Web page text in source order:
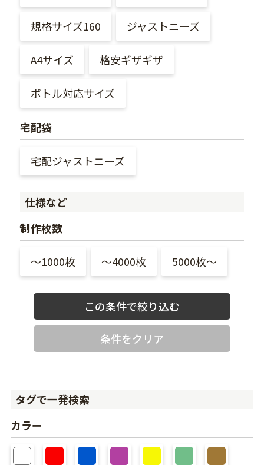
規格サイズ160 ジャストニーズ
A4サイズ 格安ギザギザ
ボトル対応サイズ
宅配袋
宅配ジャストニーズ
仕様など
制作枚数
〜1000枚 〜4000枚 5000枚〜
条件をクリア
タグで一発検索
カラー